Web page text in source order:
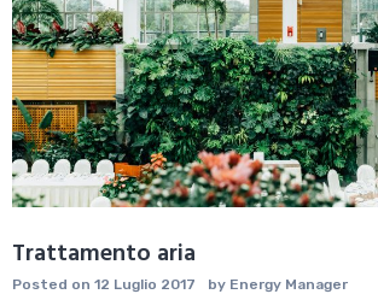
Trattamento aria
Posted on 12 Luglio 2017 by Energy Manager